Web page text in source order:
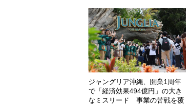
ジャングリア沖縄、開業1周年
で「経済効果494億円」の大き
なミスリード 事業の苦戦を覆